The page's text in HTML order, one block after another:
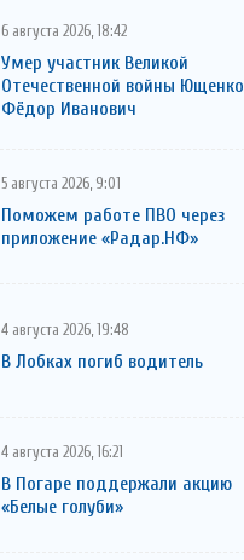
6 августа 2026, 18:42
Умер участник Великой
Отечественной войны Ющенко
Фёдор Иванович
5 августа 2026, 9:01
Поможем работе ПВО через
приложение «Радар.НФ»
4 августа 2026, 19:48
В Лобках погиб водитель
4 августа 2026, 16:21
В Погаре поддержали акцию
«Белые голуби»